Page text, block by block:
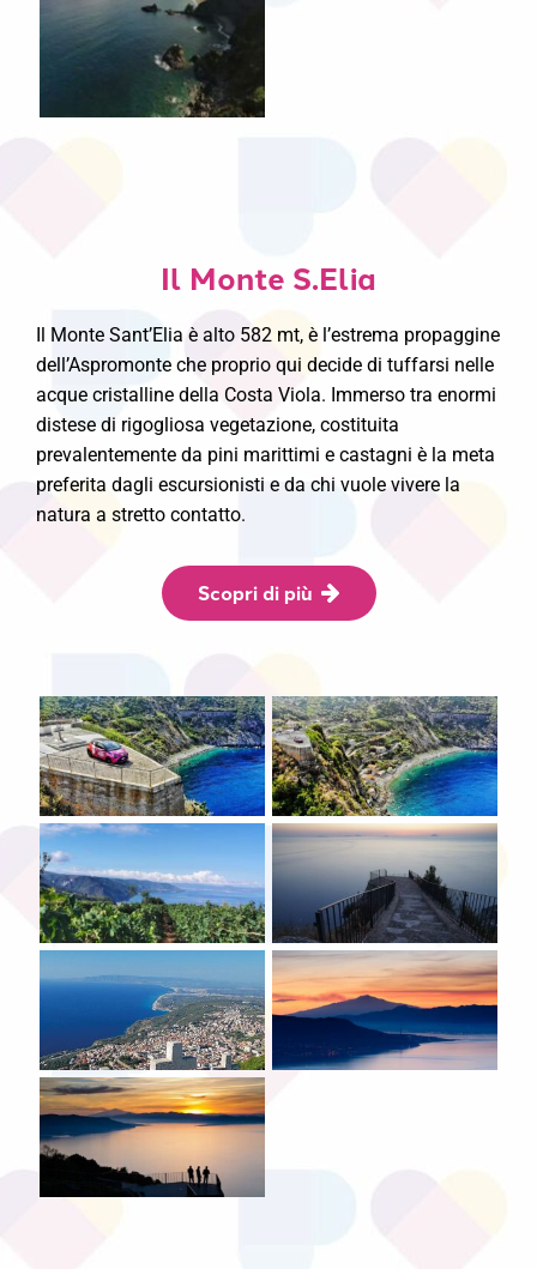
Il Monte S.Elia
Il Monte Sant’Elia è alto 582 mt, è l’estrema propaggine
dell’Aspromonte che proprio qui decide di tuffarsi nelle
acque cristalline della Costa Viola. Immerso tra enormi
distese di rigogliosa vegetazione, costituita
prevalentemente da pini marittimi e castagni è la meta
preferita dagli escursionisti e da chi vuole vivere la
natura a stretto contatto.
Scopri di più